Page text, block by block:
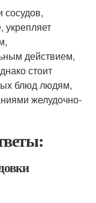
сосудов,
укрепляет
действием,
стоит
блюд людям,
желудочно-